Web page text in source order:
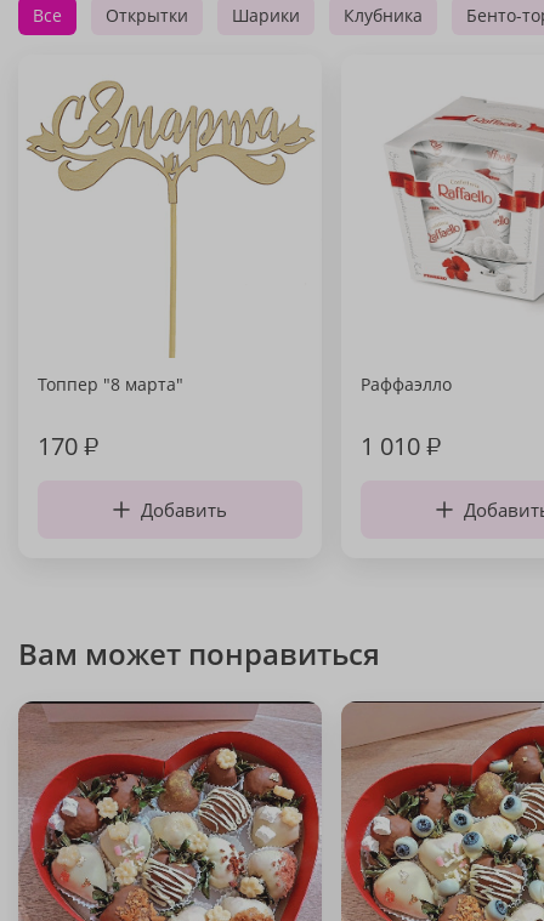
Все Открытки Шарики Клубника Бенто-
Топпер "8 марта"
170₽
Добавить
Раффаэлло
1 010₽
Вам может понравиться